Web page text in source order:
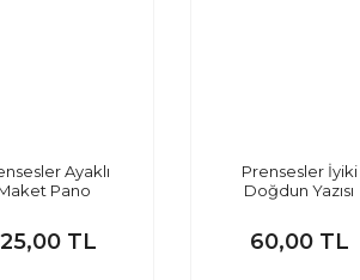
Ayaklı
Pano
TL
Prensesler İyiki
Doğdun Yazısı
60,00 TL